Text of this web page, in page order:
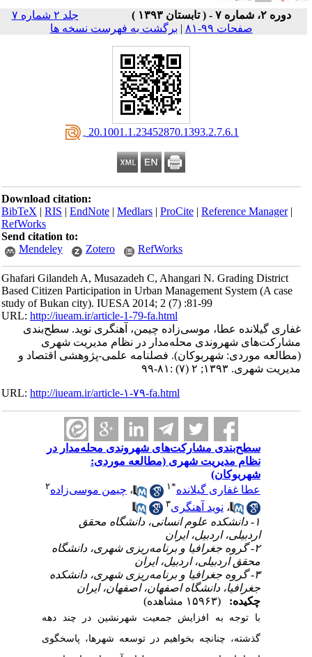
دوره ۲، شماره ۷ - ( تابستان ۱۳۹۳ )
جلد ۲ شماره ۷
صفحات ۹۹-۸۱
| برگشت به فهرست نسخه ها
‎ 20.1001.1.23452870.1393.2.7.6.1
Download citation:
BibTeX|RIS|EndNote|Medlars|ProCite|Reference Manager
RefWorks
Send citation to:
Mendeley
Zotero RefWorks
Ghafari Gilandeh A, Musazadeh C, Ahangari N. Grading District
Based Citizen Participation in Urban Management System (A case
study of Bukan city). IUESA 2014; 2 (7) :81-99
URL:http://iueam.ir/article-1-79-fa.html
غفاری گیلانده عطا، موسی‌زاده چیمن، آهنگری نوید. سطح‌بندی
مشارکت‌های شهروندی محله‌مدار در نظام مدیریت شهری
(مطالعه موردی: شهربوکان). فصلنامه علمی-پژوهشی اقتصاد و
مدیریت شهری. ۱۳۹۳; ۲ (۷) :۸۱-۹۹
URL:http://iueam.ir/article-۱-۷۹-fa.html
سطح‌بندی مشارکت‌های شهروندی محله‌مدار در
نظام مدیریت شهری (مطالعه موردی:
شهربوکان)
عطا غفاری گیلانده* ۱ ،چیمن موسی‌زاده۲
،نوید آهنگری
۱- دانشکده علوم انسانی، دانشگاه محقق
اردبیلی، اردبیل، ایران
۲- گروه جغرافیا و برنامه‌ریزی شهری، دانشگاه
محقق اردبیلی، اردبیل، ایران
۳- گروه جغرافیا و برنامه‌ریزی شهری، دانشکده
جغرافیا، دانشگاه اصفهان، اصفهان، ایران
چکیده:
با توجه به افزایش جمعیت شهرنشین در چند دهه
گذشته، چنانچه بخواهیم در توسعه شهرها، پاسخگوی